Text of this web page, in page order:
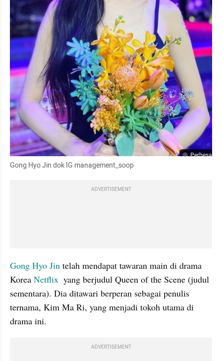
Perbesar
Gong Hyo Jin dok IG management_soop
ADVERTISEMENT
Gong Hyo Jin telah mendapat tawaran main di drama
Korea Netflix
  yang berjudul Queen of the Scene (judul
sementara). Dia ditawari berperan sebagai penulis
ternama, Kim Ma Ri, yang menjadi tokoh utama di
drama ini.
ADVERTISEMENT